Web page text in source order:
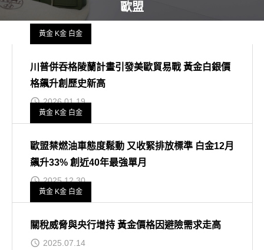
歐盟
黃金 K金 白金
川普併吞格陵蘭計畫引發美歐貿易戰 黃金白銀價
格飆升創歷史新高
2026.01.19
黃金 K金 白金
歐盟禁燃油車態度鬆動 又收緊排放標準 白金12月
飆升33% 創近40年最強單月
2025.12.30
黃金 K金 白金
關稅威脅與央行增持 黃金價格因避險需求走高
2025.07.14